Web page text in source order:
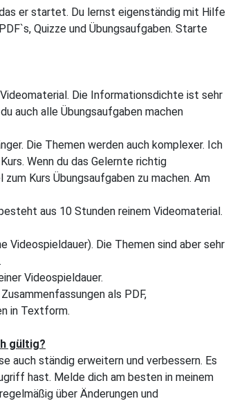
er startet. Du lernst eigenständig mit Hilfe
Quizze und Übungsaufgaben. Starte
Die Informationsdichte ist sehr
auch alle Übungsaufgaben machen
Die Themen werden auch komplexer. Ich
Wenn du das Gelernte richtig
Kurs Übungsaufgaben zu machen. Am
aus 10 Stunden reinem Videomaterial.
Videospieldauer). Die Themen sind aber sehr
Videospieldauer.
als PDF,
in Textform.
gültig?
auch ständig erweitern und verbessern. Es
hast. Melde dich am besten in meinem
über Änderungen und